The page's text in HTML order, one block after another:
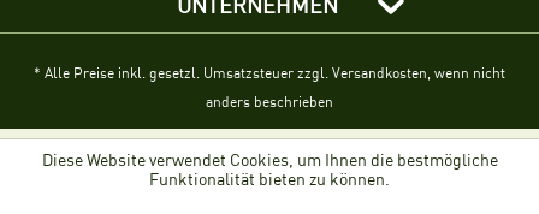
UNTERNEHMEN
* Alle Preise inkl. gesetzl. Umsatzsteuer zzgl. Versandkosten, wenn nicht
anders beschrieben
Diese Website verwendet Cookies, um Ihnen die bestmögliche
Funktionalität bieten zu können.